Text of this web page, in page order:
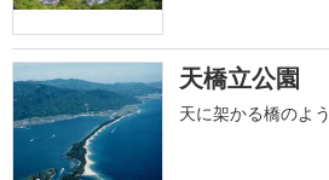
天橋立公園
天に架かる橋のよ